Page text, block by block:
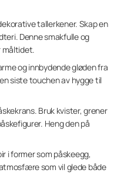
tallerkener. Skap en
Denne smakfulle og
måltidet.
og innbydende gløden fra
siste touchen av hygge til
Bruk kvister, grener
Heng den på
i former som påskeegg,
som vil glede både